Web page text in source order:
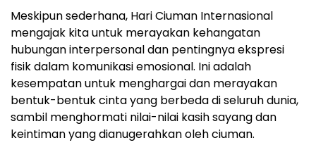
Meskipun sederhana, Hari Ciuman Internasional
mengajak kita untuk merayakan kehangatan
hubungan interpersonal dan pentingnya ekspresi
fisik dalam komunikasi emosional. Ini adalah
kesempatan untuk menghargai dan merayakan
bentuk-bentuk cinta yang berbeda di seluruh dunia,
sambil menghormati nilai-nilai kasih sayang dan
keintiman yang dianugerahkan oleh ciuman.